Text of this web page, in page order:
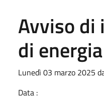
Avviso
di
Lunedì 03 marzo 2025
Data :